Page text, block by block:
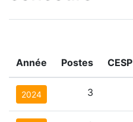
Année Postes CESP
2024 3